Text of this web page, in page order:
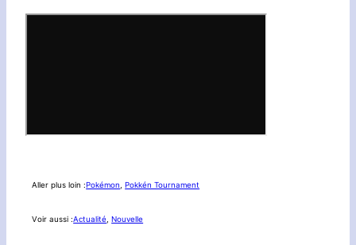
Aller plus loin :Pokémon , Pokkén Tournament
Voir aussi :Actualité , Nouvelle